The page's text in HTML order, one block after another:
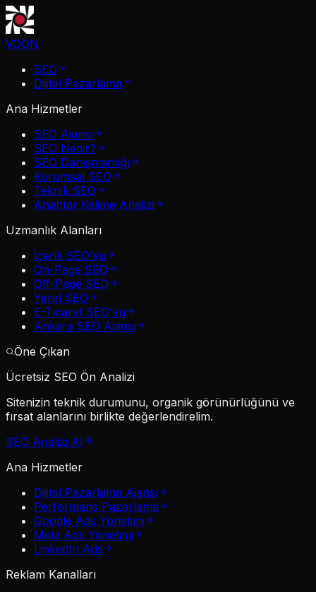
VOON
SEO
Dijital Pazarlama
Ana Hizmetler
SEO Ajansı
SEO Nedir?
SEO Danışmanlığı
Kurumsal SEO
Teknik SEO
Anahtar Kelime Analizi
Uzmanlık Alanları
İçerik SEO'su
On-Page SEO
Off-Page SEO
Yerel SEO
E-Ticaret SEO'su
Ankara SEO Ajansı
Öne Çıkan
Ücretsiz SEO Ön Analizi
Sitenizin teknik durumunu, organik görünürlüğünü ve
fırsat alanlarını birlikte değerlendirelim.
SEO Analizi Al
Ana Hizmetler
Dijital Pazarlama Ajansı
Performans Pazarlama
Google Ads Yönetimi
Meta Ads Yönetimi
LinkedIn Ads
Reklam Kanalları